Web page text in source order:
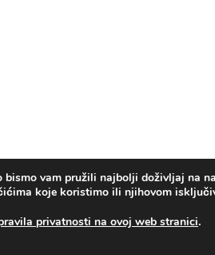
bismo vam pružili najbolji doživljaj na
koje koristimo ili njihovom
privatnosti na ovoj web stranici.